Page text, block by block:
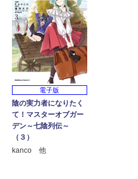
電子版
陰の実力者になりたく
て！マスターオブガー
デン～七陰列伝～
（３）
kanco 他